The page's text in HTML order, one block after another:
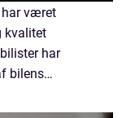
har været
kvalitet
har
bilens